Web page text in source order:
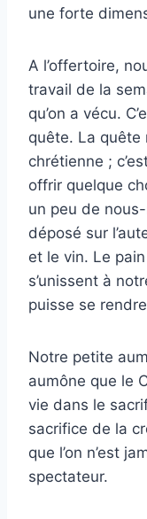
une forte
A l’offertoire,
travail de la
qu’on a vécu.
quête. La quête
chrétienne ;
offrir quelque
un peu de
déposé sur
et le vin. Le
s’unissent à
puisse se
Notre petite
aumône que le
vie dans le
sacrifice de la
que l’on n’est
spectateur.